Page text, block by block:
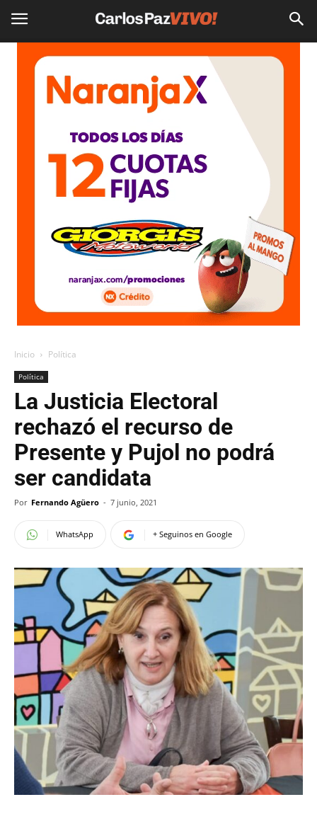
Inicio Política
Política
La Justicia Electoral
rechazó el recurso de
Presente y Pujol no podrá
ser candidata
Por Fernando Agüero - 7 junio, 2021
WhatsApp + Seguinos en Google